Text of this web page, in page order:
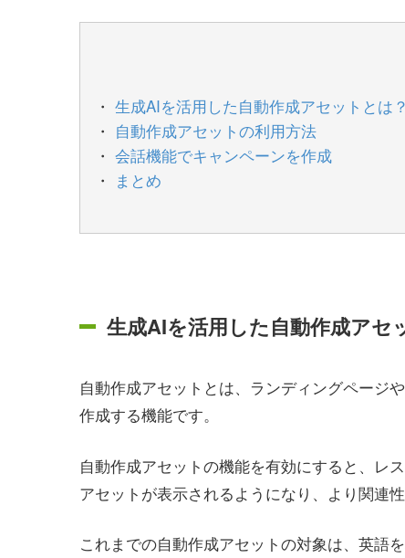
生成AIを活用した自動作成アセットとは？
自動作成アセットの利用方法
会話機能でキャンペーンを作成
まとめ
生成AIを活用した自動作成アセ
自動作成アセットとは、ランディングページ
作成する機能です。
自動作成アセットの機能を有効にすると、レ
アセットが表示されるようになり、より関連
これまでの自動作成アセットの対象は、英語